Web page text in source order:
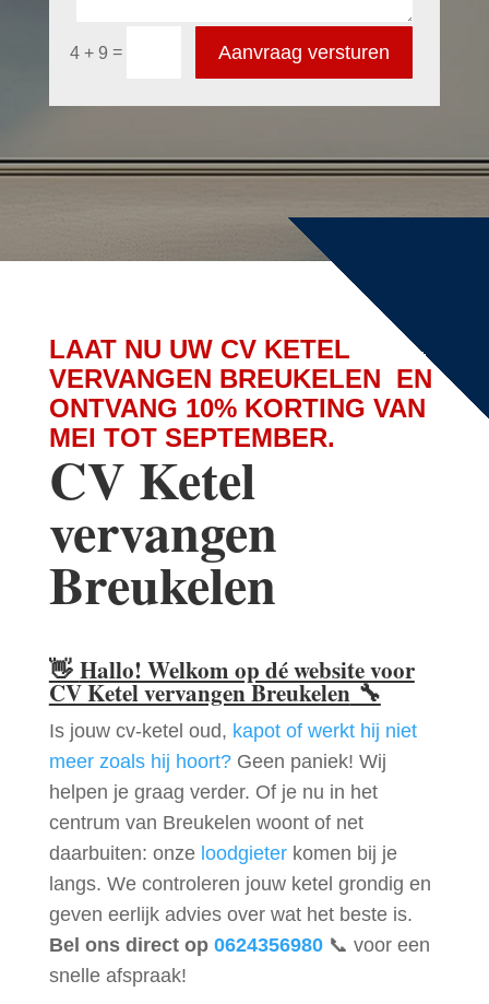
4 + 9 = Aanvraag versturen
LAAT NU UW CV KETEL
VERVANGEN BREUKELEN EN
ONTVANG 10% KORTING VAN
MEI TOT SEPTEMBER.
CV Ketel
vervangen
Breukelen
👋 Hallo! Welkom op dé website voor
CV Ketel vervangen Breukelen🔧
Is jouw cv-ketel oud, kapot of werkt hij niet
meer zoals hij hoort?Geen paniek! Wij
helpen je graag verder. Of je nu in het
centrum van Breukelen woont of net
daarbuiten: onze loodgieterkomen bij je
langs. We controleren jouw ketel grondig en
geven eerlijk advies over wat het beste is.
Bel ons direct op 0624356980📞 voor een
snelle afspraak!